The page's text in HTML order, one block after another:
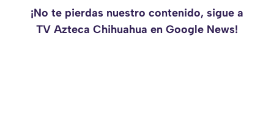
¡No te pierdas nuestro contenido, sigue a
TV Azteca Chihuahua en Google News!